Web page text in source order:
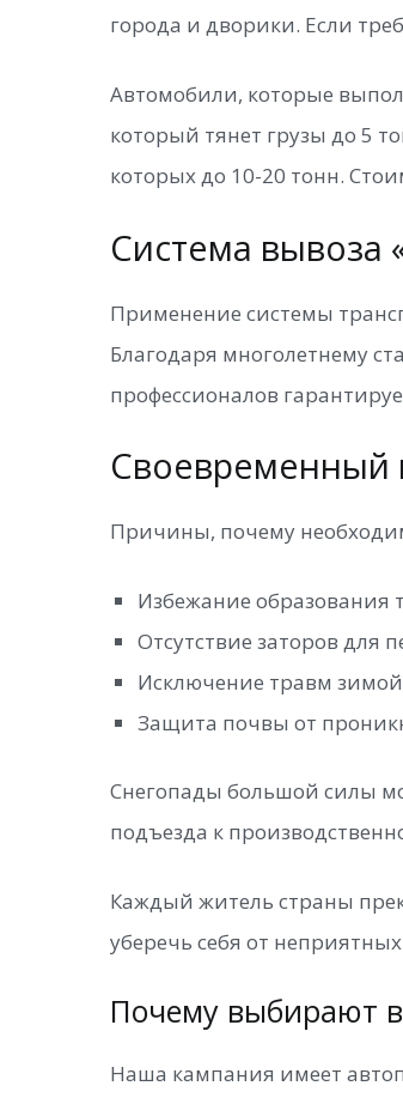
города и дворики. Если
Автомобили, которые
который тянет грузы до 5
которых до 10-20 тонн.
Система вывоза
Применение системы
Благодаря многолетнему
профессионалов
Своевременный
Причины, почему
Избежание образования
Отсутствие заторов для
Исключение травм
Защита почвы от
Снегопады большой силы
подъезда к
Каждый житель страны
уберечь себя от
Почему выбирают
Наша кампания имеет